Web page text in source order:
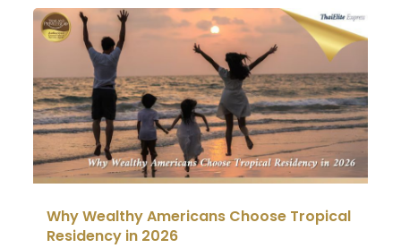
Why Wealthy Americans Choose Tropical
Residency in 2026